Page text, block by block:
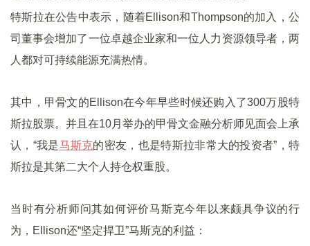
特斯拉在公告中表示，随着Ellison和Thompson的加入，公
司董事会增加了一位卓越企业家和一位人力资源领导者，两
人都对可持续能源充满热情。
其中，甲骨文的Ellison在今年早些时候还购入了300万股特
斯拉股票。并且在10月举办的甲骨文金融分析师见面会上承
认，“我是马斯克的密友，也是特斯拉非常大的投资者”，特
斯拉是其第二大个人持仓权重股。
当时有分析师问其如何评价马斯克今年以来颇具争议的行
为，Ellison还“坚定捍卫”马斯克的利益：